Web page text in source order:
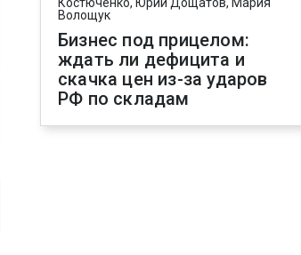
Волощук
Бизнес под прицелом:
ждать ли дефицита и
скачка цен из-за ударов
РФ по складам